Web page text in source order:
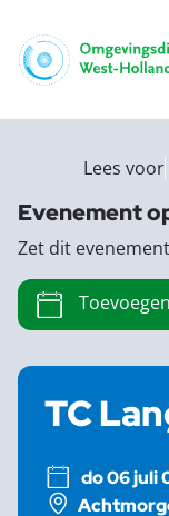
TC
do 06 juli
Lees voor
Evenement
Zet dit